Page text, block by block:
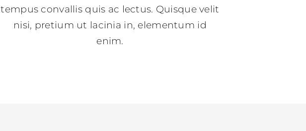
tempus convallis quis ac lectus. Quisque velit
nisi, pretium ut lacinia in, elementum id
enim.